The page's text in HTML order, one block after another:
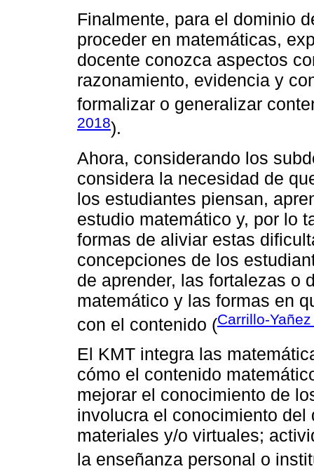
Finalmente, para el dominio
proceder en matemáticas,
docente conozca aspectos
razonamiento, evidencia y
formalizar o generalizar
2018).
Ahora, considerando los
considera la necesidad de
los estudiantes piensan,
estudio matemático y, por lo
formas de aliviar estas
concepciones de los
de aprender, las fortalezas o
matemático y las formas en
con el contenido (Carrillo-
El KMT integra las
cómo el contenido
mejorar el conocimiento de
involucra el conocimiento
materiales y/o virtuales;
la enseñanza personal o